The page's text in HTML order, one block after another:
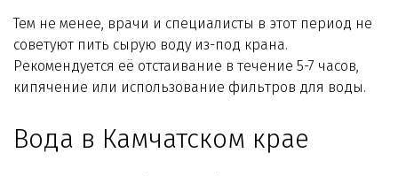
Тем не менее, врачи и специалисты в этот период не
советуют пить сырую воду из-под крана.
Рекомендуется её отстаивание в течение 5-7 часов,
кипячение или использование фильтров для воды.
Вода в Камчатском крае